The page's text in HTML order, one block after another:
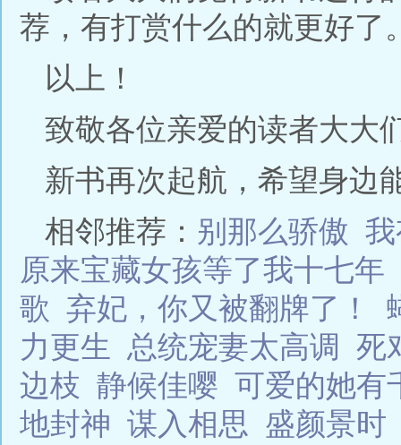
荐，有打赏什么的就更好了
以上！
致敬各位亲爱的读者大大
新书再次起航，希望身
相邻推荐： 别那么骄傲
原来宝藏女孩等了我十七年
歌 弃妃，你又被翻牌了！
力更生 总统宠妻太高调
死
边枝 静候佳嘤 可爱的她有
地封神 谋入相思 盛颜景时